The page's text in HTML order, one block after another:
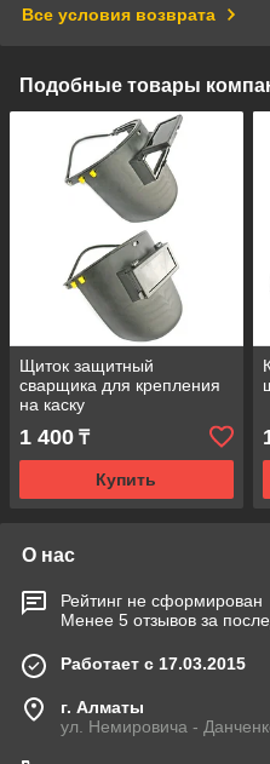
Все условия возврата
Подобные товары
Щиток защитный
сварщика для крепления
на каску
1 400 ₸
Купить
О нас
Рейтинг не сформирован
Менее 5 отзывов за
Работает с 17.03.2015
г. Алматы
ул. Немировича -